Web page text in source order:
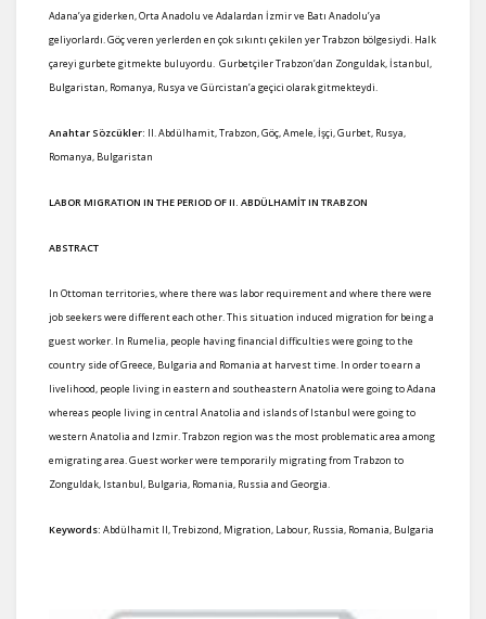
Adana’ya giderken, Orta Anadolu ve Adalardan İzmir ve Batı Anadolu’ya
geliyorlardı. Göç veren yerlerden en çok sıkıntı çekilen yer Trabzon bölgesiydi. Halk
çareyi gurbete gitmekte buluyordu. Gurbetçiler Trabzon’dan Zonguldak, İstanbul,
Bulgaristan, Romanya, Rusya ve Gürcistan’a geçici olarak gitmekteydi.
Anahtar Sözcükler: II. Abdülhamit, Trabzon, Göç, Amele, İşçi, Gurbet, Rusya,
Romanya, Bulgaristan
LABOR MIGRATION IN THE PERIOD OF II. ABDÜLHAMİT IN TRABZON
ABSTRACT
In Ottoman territories, where there was labor requirement and where there were
job seekers were different each other. This situation induced migration for being a
guest worker. In Rumelia, people having financial difficulties were going to the
country side of Greece, Bulgaria and Romania at harvest time. In order to earn a
livelihood, people living in eastern and southeastern Anatolia were going to Adana
whereas people living in central Anatolia and islands of Istanbul were going to
western Anatolia and Izmir. Trabzon region was the most problematic area among
emigrating area. Guest worker were temporarily migrating from Trabzon to
Zonguldak, Istanbul, Bulgaria, Romania, Russia and Georgia.
Keywords: Abdülhamit II, Trebizond, Migration, Labour, Russia, Romania, Bulgaria